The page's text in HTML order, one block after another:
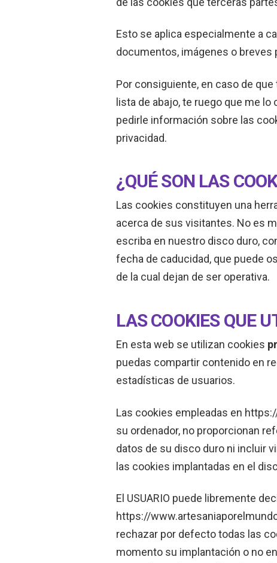
Esto se aplica especialmente a
documentos, imágenes o breves
Por consiguiente, en caso de
lista de abajo, te ruego que me
pedirle información sobre las
privacidad.
¿QUÉ SON LAS
Las cookies constituyen una
acerca de sus visitantes. No es
escriba en nuestro disco duro,
fecha de caducidad, que puede
de la cual dejan de ser operativa.
LAS COOKIES QUE
En esta web se utilizan cookies
puedas compartir contenido en
estadísticas de usuarios.
Las cookies empleadas en
su ordenador, no proporcionan
datos de su disco duro ni incluir
las cookies implantadas en el
El USUARIO puede libremente
https://
rechazar por defecto todas las
momento su implantación o no